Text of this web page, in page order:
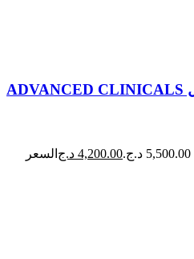
سيروم فيتامين سي 52 مل ADVANCED CLINICALS
4,200.00 د.ج السعر